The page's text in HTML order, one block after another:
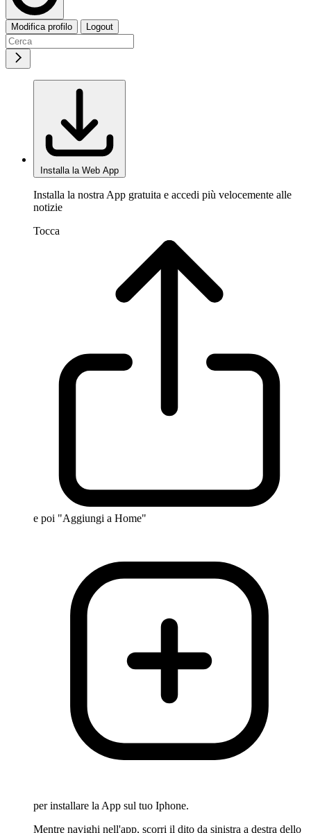
Modifica profilo Logout
Installa la Web App
Installa la nostra App gratuita e accedi più velocemente alle
notizie
Tocca
e poi "Aggiungi a Home"
per installare la App sul tuo Iphone.
Mentre navighi nell'app, scorri il dito da sinistra a destra dello